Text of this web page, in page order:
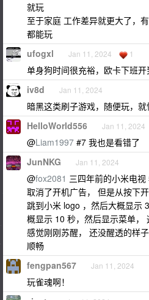
就玩
至于家庭 工作差异就更大了，
都能玩
ufogxl Jan 11, 2024 1
单身狗时间很充裕，欧卡下班开
iv8d Jan 11, 2024
暗黑这类刷子游戏，随便玩，
HelloWorld556 Jan 11, 2024
@Liam1997 #7 我也是看错了
JunNKG Jan 11, 2024
@fox2081 三四年前的小米电
取消了开机广告， 但是从按下
跳到小米 logo ，然后大概显示
概显示 10 秒，然后显示菜单，
感觉刚刚苏醒， 还没醒透的样
顺畅
fengpan567 Jan 11, 2024
玩雀魂啊！